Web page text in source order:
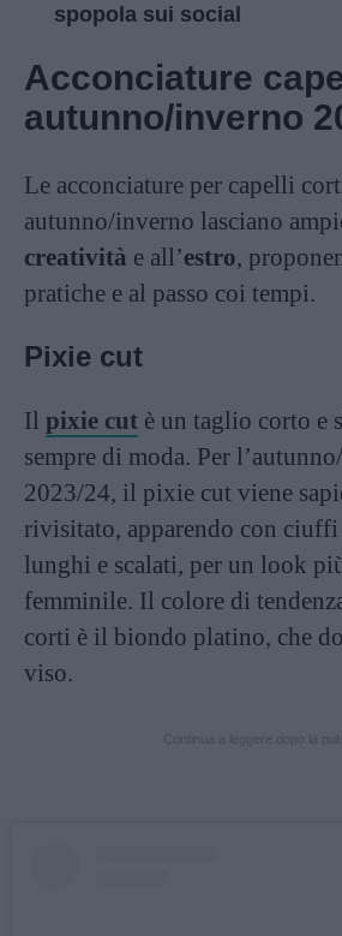
spopola sui social
Acconciature
autunno/inverno
Le acconciature per capelli
autunno/inverno lasciano
creatività e all’estro,
pratiche e al passo coi tempi.
Pixie cut
Il pixie cut è un taglio corto e
sempre di moda. Per
2023/24, il pixie cut viene
rivisitato, apparendo con
lunghi e scalati, per un look
femminile. Il colore di
corti è il biondo platino, che
viso.